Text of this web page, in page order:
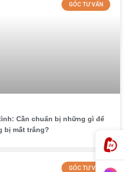
GÓC TƯ VẤN
Cần chuẩn bị những gì để
bị mất trắng?
GÓC TƯ VẤN